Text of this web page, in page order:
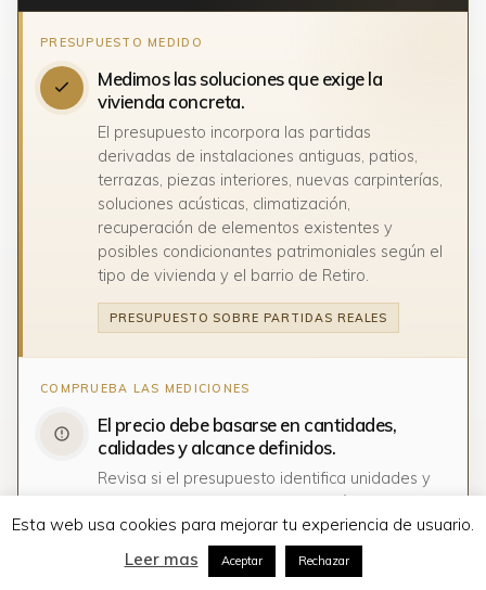
Medimos las soluciones que exige la
vivienda concreta.
El presupuesto incorpora las partidas
derivadas de instalaciones antiguas, patios,
terrazas, piezas interiores, nuevas carpinterías,
soluciones acústicas, climatización,
recuperación de elementos existentes y
posibles condicionantes patrimoniales según el
tipo de vivienda y el barrio de Retiro.
PRESUPUESTO SOBRE PARTIDAS REALES
El precio debe basarse en cantidades,
calidades y alcance definidos.
Revisa si el presupuesto identifica unidades y
trabajos concretos o si utiliza capítulos
generales que todavía dependen de
decisiones pendientes durante la obra.
Esta web usa cookies para mejorar tu experiencia de usuario.
Leer mas
Aceptar Rechazar